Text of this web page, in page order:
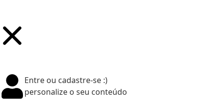
Entre ou cadastre-se :)
personalize o seu conteúdo